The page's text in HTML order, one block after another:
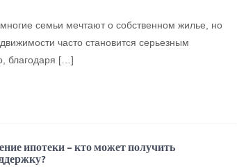
семьи мечтают о собственном жилье, но
часто становится серьезным
благодаря […]
ипотеки – кто может получить